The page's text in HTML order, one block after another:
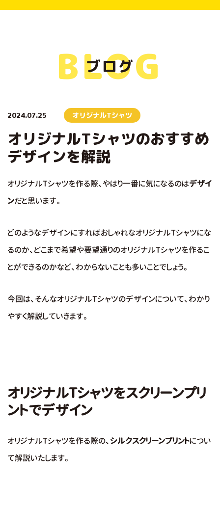
ブログ
BLOG
2024.07.25 オリジナルTシャツ
オリジナルTシャツのおすすめ
デザインを解説
オリジナルTシャツを作る際、やはり一番に気になるのはデザイ
ンだと思います。
どのようなデザインにすればおしゃれなオリジナルTシャツにな
るのか、どこまで希望や要望通りのオリジナルTシャツを作るこ
とができるのかなど、わからないことも多いことでしょう。
今回は、そんなオリジナルTシャツのデザインについて、わかり
やすく解説していきます。
オリジナルTシャツをスクリーンプリ
ントでデザイン
オリジナルTシャツを作る際の、シルクスクリーンプリントについ
て解説いたします。